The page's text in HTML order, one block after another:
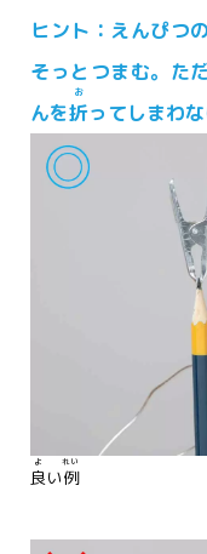
ヒント：えんぴつの
そっとつまむ。ただ
んを折
お
ってしまわ
良
よ
い例
れい